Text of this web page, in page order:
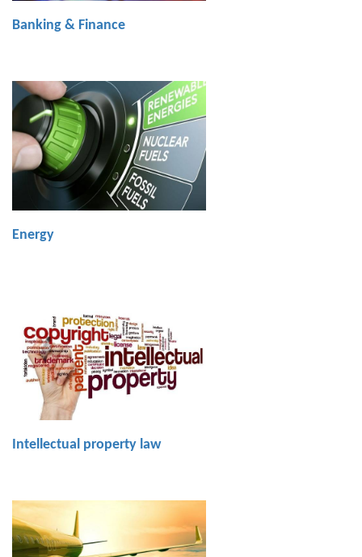
Banking & Finance
Energy
Intellectual property law